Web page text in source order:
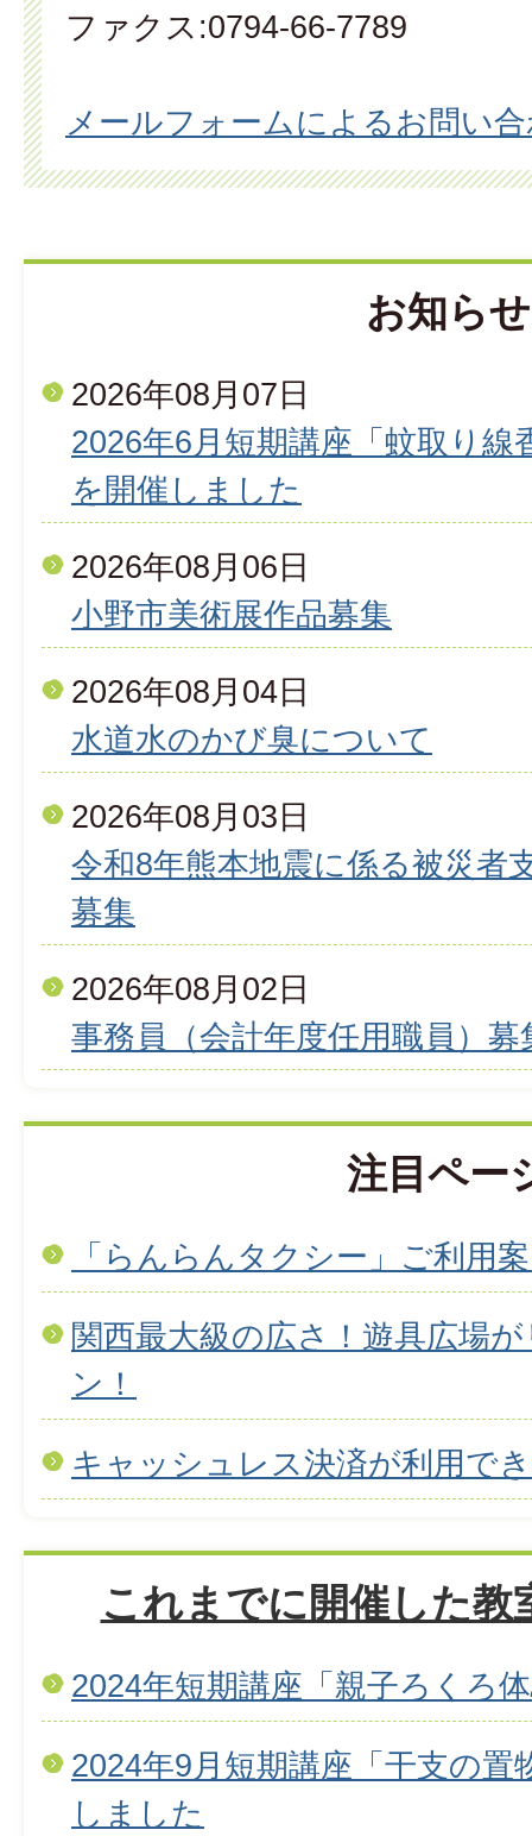
ファクス:0794-66-7789
メールフォームによるお問い
お知らせ
2026年08月07日
2026年6月短期講座「蚊取り
を開催しました
2026年08月06日
小野市美術展作品募集
2026年08月04日
水道水のかび臭について
2026年08月03日
令和8年熊本地震に係る被災者
募集
2026年08月02日
事務員（会計年度任用職員）募
注目ペー
「らんらんタクシー」ご利用
関西最大級の広さ！遊具広場
ン！
キャッシュレス決済が利用で
これまでに開催した教
2024年短期講座「親子ろくろ
2024年9月短期講座「干支の置
しました